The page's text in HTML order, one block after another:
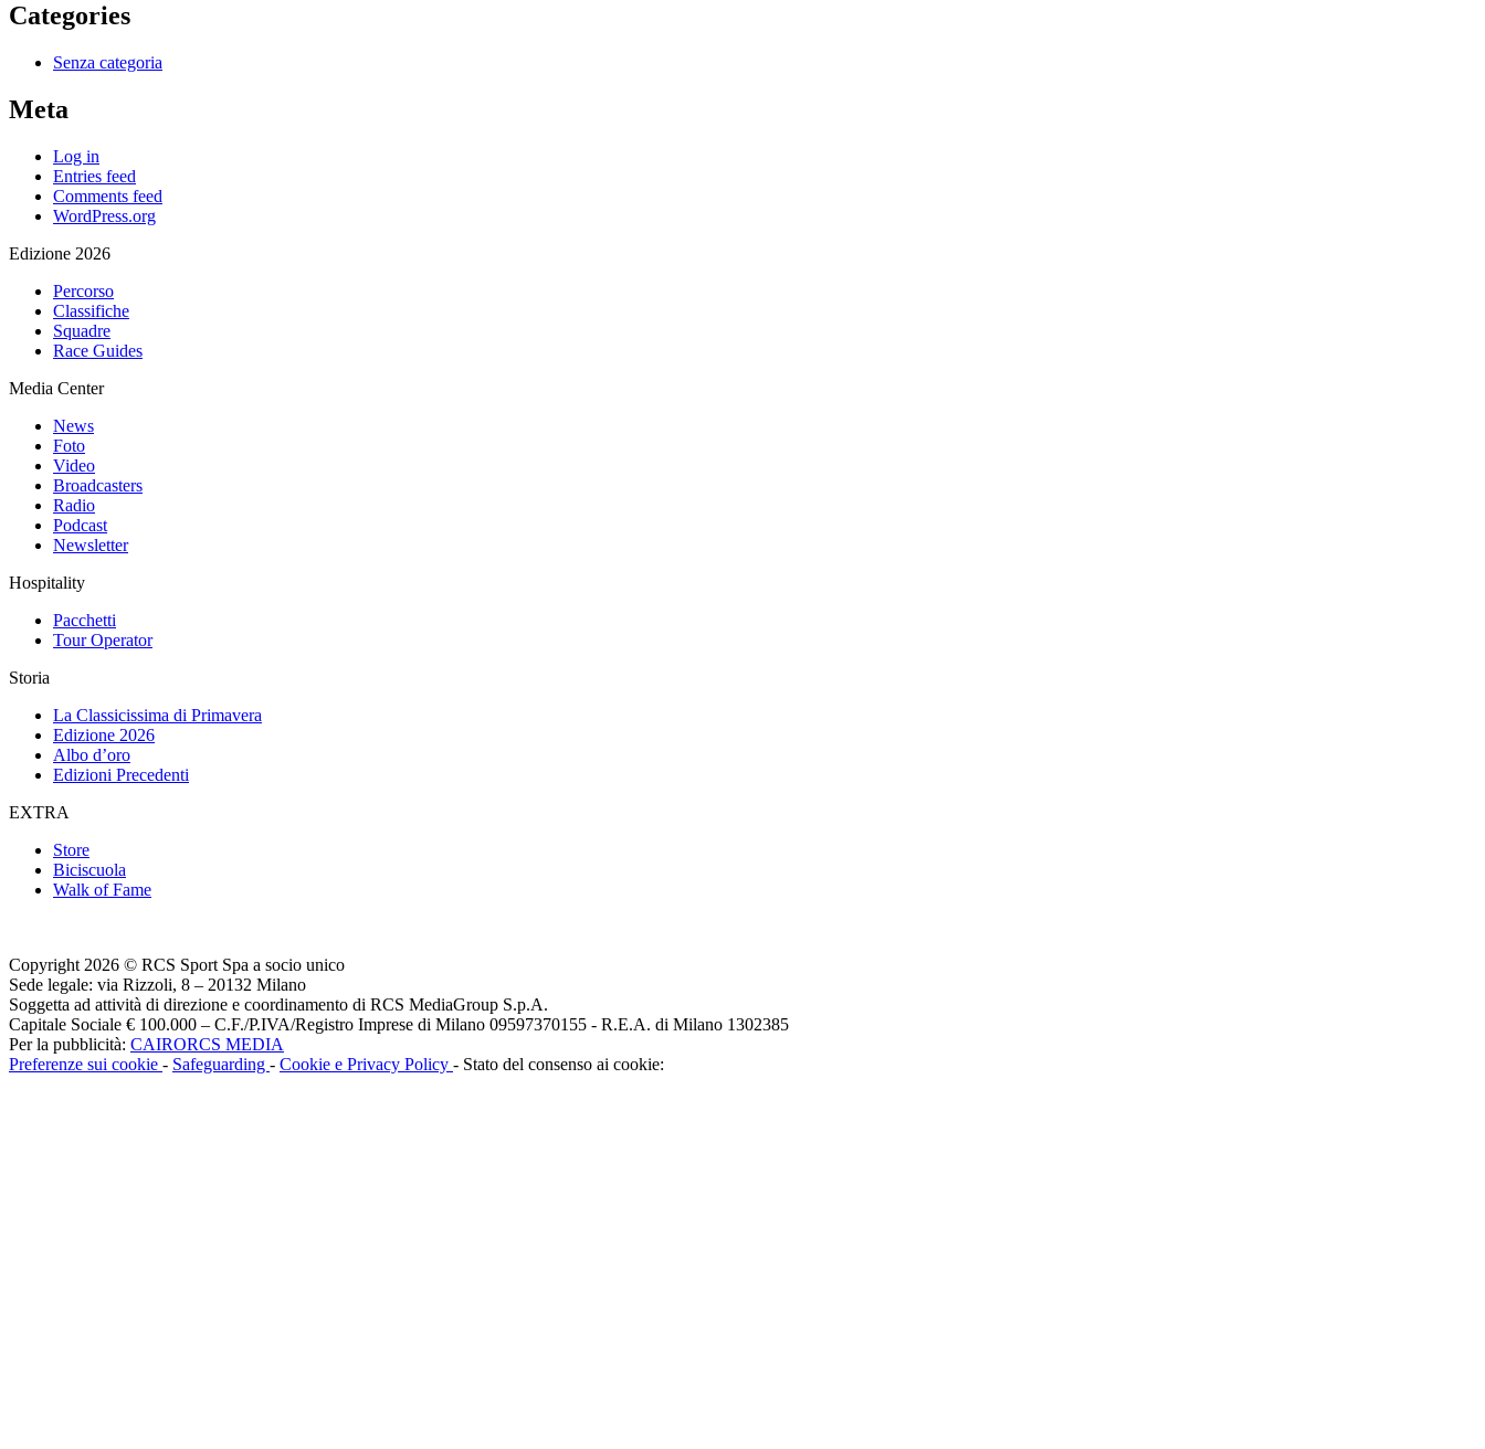
Categories
Senza categoria
Meta
Log in
Entries feed
Comments feed
WordPress.org
Edizione 2026
Percorso
Classifiche
Squadre
Race Guides
Media Center
News
Foto
Video
Broadcasters
Radio
Podcast
Newsletter
Hospitality
Pacchetti
Tour Operator
Storia
La Classicissima di Primavera
Edizione 2026
Albo d’oro
Edizioni Precedenti
EXTRA
Store
Biciscuola
Walk of Fame
Copyright 2026 © RCS Sport Spa a socio unico
Sede legale: via Rizzoli, 8 – 20132 Milano
Soggetta ad attività di direzione e coordinamento di RCS MediaGroup S.p.A.
Capitale Sociale € 100.000 – C.F./P.IVA/Registro Imprese di Milano 09597370155 - R.E.A. di Milano 1302385
Per la pubblicità: CAIRORCS MEDIA
Preferenze sui cookie - Safeguarding - Cookie e Privacy Policy - Stato del consenso ai cookie: